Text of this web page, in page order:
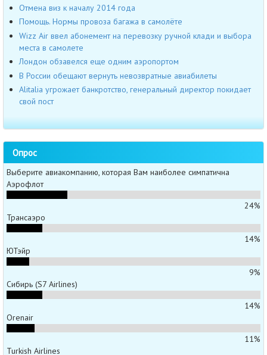
Отмена виз к началу 2014 года
Помощь. Нормы провоза багажа в самолёте
Wizz Air ввел абонемент на перевозку ручной клади и выбора
места в самолете
Лондон обзавелся еще одним аэропортом
В России обещают вернуть невозвратные авиабилеты
Alitalia угрожает банкротство, генеральный директор покидает
свой пост
Опрос
Выберите авиакомпанию, которая Вам наиболее симпатична
Аэрофлот
24%
Трансаэро
14%
ЮТэйр
9%
Сибирь (S7 Airlines)
14%
Orenair
11%
Turkish Airlines